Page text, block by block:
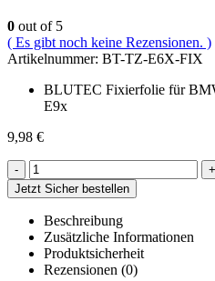
0 out of 5
( Es gibt noch keine Rezensionen. )
Artikelnummer: BT-TZ-E6X-FIX
BLUTEC Fixierfolie für
E9x
9,98 €
-
+
Jetzt Sicher bestellen
Beschreibung
Zusätzliche Informationen
Produktsicherheit
Rezensionen (0)